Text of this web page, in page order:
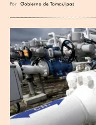
Por Gobierno de Tamaulipas